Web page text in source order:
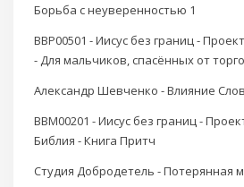
Борьба с неуверенностью 1
BBP00501 - Иисус без границ -
- Для мальчиков, спасённых от
Александр Шевченко - Влияние
BBM00201 - Иисус без границ -
Библия - Книга Притч
Студия Добродетель - Потерянная